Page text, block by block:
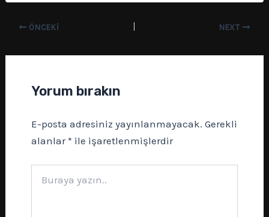
ÖNCEKI NEXT
Yorum bırakın
E-posta adresiniz yayınlanmayacak. Gerekli
alanlar* ile işaretlenmişlerdir
yazın..